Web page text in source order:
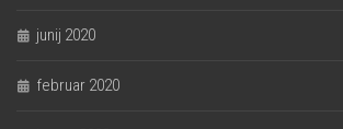
junij 2020
februar 2020